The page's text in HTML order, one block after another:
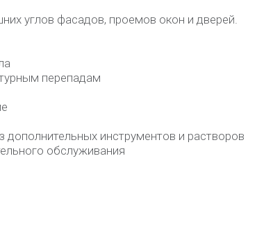
углов фасадов, проемов окон и дверей.
перепадам
инструментов и растворов
обслуживания